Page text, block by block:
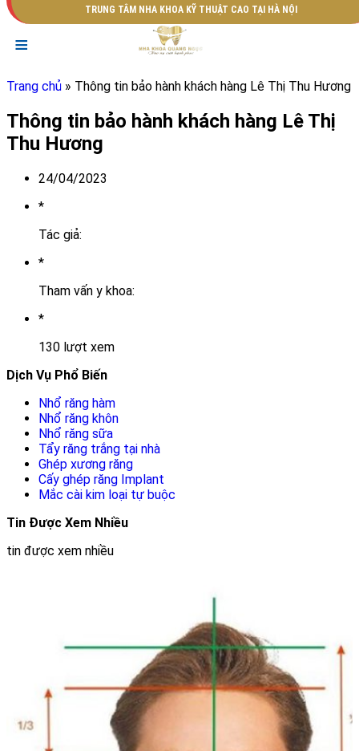
TRUNG TÂM NHA KHOA KỸ THUẬT CAO TẠI HÀ NỘI
≡
Trang chủ » Thông tin bảo hành khách hàng Lê Thị Thu Hương
Thông tin bảo hành khách hàng Lê Thị
Thu Hương
24/04/2023
*
Tác giả:
*
Tham vấn y khoa:
*
130 lượt xem
Dịch Vụ Phổ Biến
Nhổ răng hàm
Nhổ răng khôn
Nhổ răng sữa
Tẩy răng trắng tại nhà
Ghép xương răng
Cấy ghép răng Implant
Mắc cài kim loại tự buộc
Tin Được Xem Nhiều
tin được xem nhiều